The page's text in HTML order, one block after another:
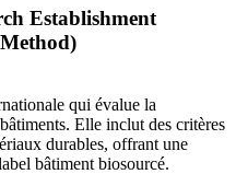
Establishment
qui évalue la
Elle inclut des critères
durables, offrant une
bâtiment biosourcé.